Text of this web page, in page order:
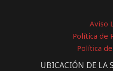
Aviso
Política de
Política
UBICACIÓN DE LA